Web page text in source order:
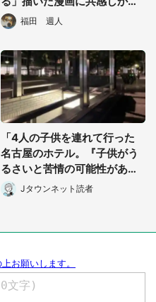
い
福田 週人
「4人の子供を連れて行った
名古屋のホテル。『子供がう
るさいと苦情の可能性があ
る』と、一方的にキャンセル
されて...」（高知県・50代男
Jタウンネット読者